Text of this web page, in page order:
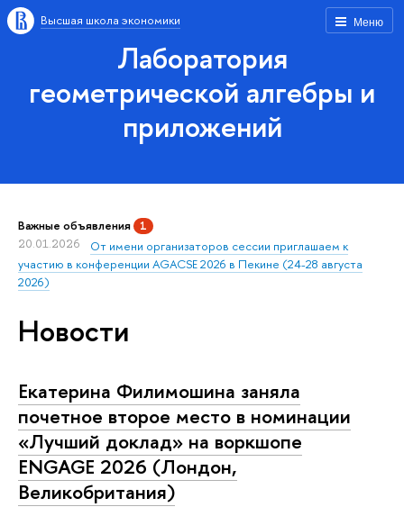
Меню
Высшая школа экономики
Лаборатория
геометрической алгебры и
приложений
Важные объявления 1
20.01.2026
От имени организаторов сессии приглашаем к
участию в конференции AGACSE 2026 в Пекине (24-28 августа
2026)
Новости
Екатерина Филимошина заняла
почетное второе место в номинации
«Лучший доклад» на воркшопе
ENGAGE 2026 (Лондон,
Великобритания)